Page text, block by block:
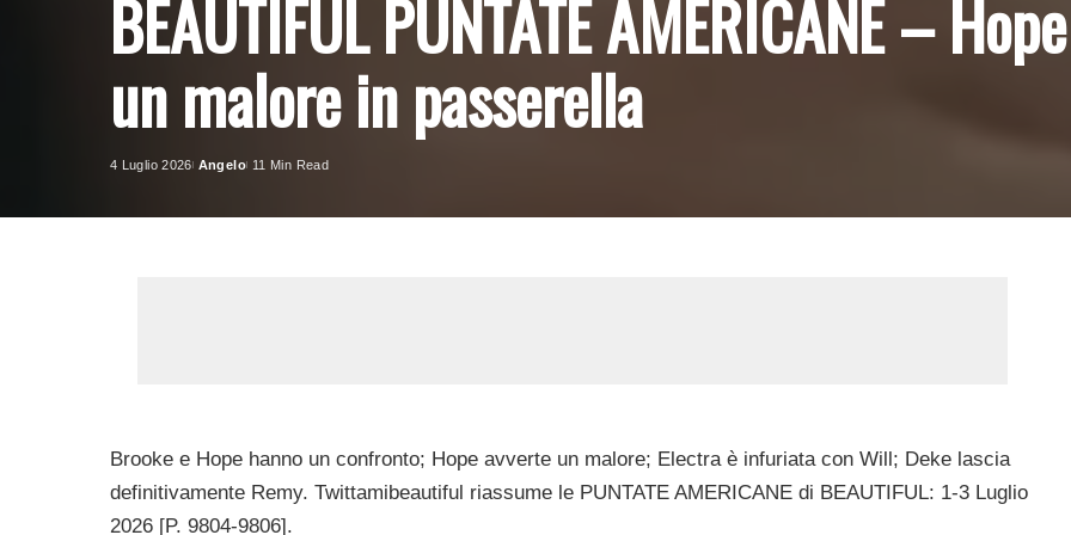
BEAUTIFUL PUNTATE AMERICANE –
un malore in passerella
4 Luglio 2026
Posted
Angelo 11 Min Read
Brooke e Hope hanno un confronto; Hope avverte un malore; Electra è infuriata con Will; Deke lascia
definitivamente Remy. Twittamibeautiful riassume le PUNTATE AMERICANE di BEAUTIFUL: 1-3 Luglio
2026 [P. 9804-9806].